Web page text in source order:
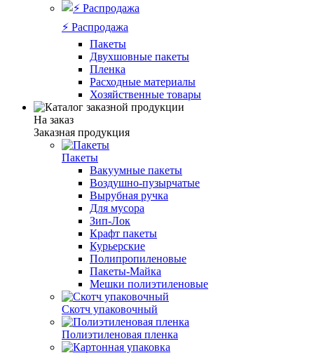
⚡️ Распродажа
Пакеты
Двухшовные пакеты
Пленка
Расходные материалы
Хозяйственные товары
На заказ
Заказная продукция
Пакеты
Вакуумные пакеты
Воздушно-пузырчатые
Вырубная ручка
Для мусора
Зип-Лок
Крафт пакеты
Курьерские
Полипропиленовые
Пакеты-Майка
Мешки полиэтиленовые
Скотч упаковочный
Полиэтиленовая пленка